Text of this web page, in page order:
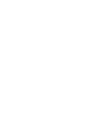
resultaten zoekt, binnen of